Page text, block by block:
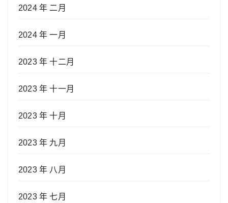
2024 年 二月
2024 年 一月
2023 年 十二月
2023 年 十一月
2023 年 十月
2023 年 九月
2023 年 八月
2023 年 七月